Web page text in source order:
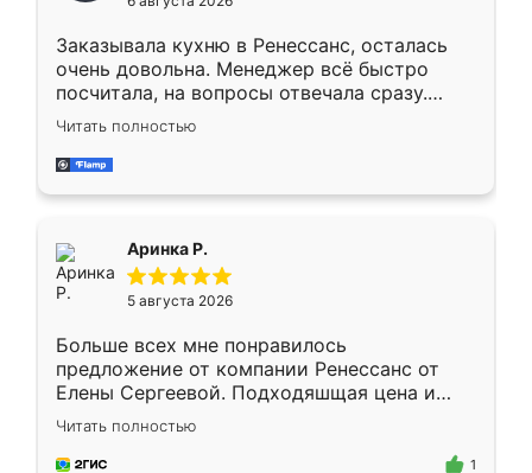
мебели буду заказывать только здесь.
Заказывала кухню в Ренессанс, осталась
очень довольна. Менеджер всё быстро
посчитала, на вопросы отвечала сразу.
Замерщик приехал в субботу, подошёл к
делу со всей ответственностью. Собрали
за день, ребята работали аккуратно, даже
Читать полностью
Аринка Р.
5 августа 2026
Больше всех мне понравилось
предложение от компании Ренессанс от
Елены Сергеевой. Подходяшщая цена и
короткие сроки изготовления. Приехавший
для замера сотрудник Владислав
предложил по моему эскизу самый
Читать полностью
1